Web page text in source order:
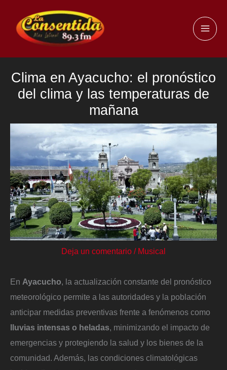
contenido
Clima en Ayacucho: el pronóstico
del clima y las temperaturas de
mañana
Deja un comentario / Musical
En Ayacucho, la actualización constante del pronóstico
meteorológico permite a las autoridades y la población
anticipar medidas preventivas frente a fenómenos como
lluvias intensas o heladas, minimizando el impacto de
emergencias y protegiendo la salud y los bienes de la
comunidad. Además, las condiciones climatológicas